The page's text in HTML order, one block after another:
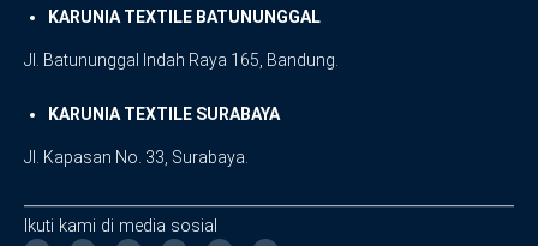
KARUNIA TEXTILE BATUNUNGGAL
Jl. Batununggal Indah Raya 165, Bandung.
KARUNIA TEXTILE SURABAYA
Jl. Kapasan No. 33, Surabaya.
Ikuti kami di media sosial